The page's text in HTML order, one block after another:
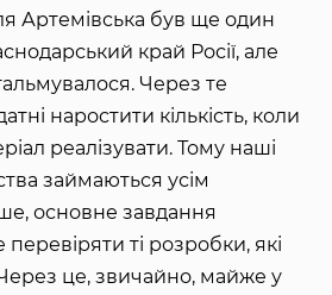
Артемівська був ще один
край Росії, але
Через те
наростити кількість, коли
реалізувати. Тому наші
займаються усім
основне завдання
ті розробки, які
це, звичайно, майже у